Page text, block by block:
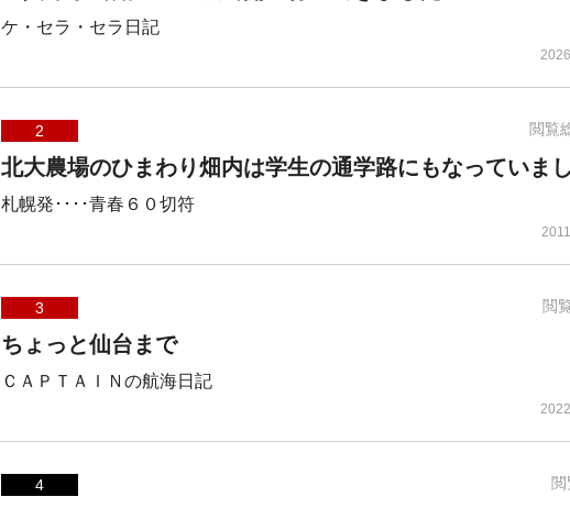
ケ・セラ・セラ日記
2 閲覧
北大農場のひまわり畑内は学生の通学路にもなっていまし
札幌発････青春６０切符
3 閲
ちょっと仙台まで
ＣＡＰＴＡＩＮの航海日記
4 閲